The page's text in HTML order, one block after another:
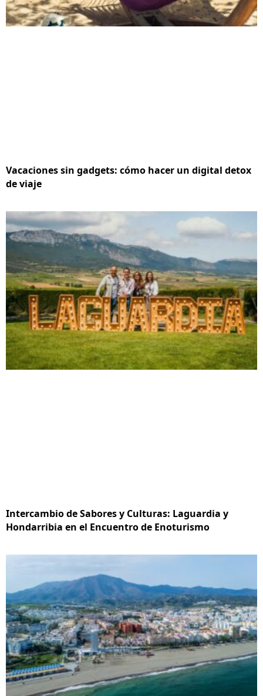
Vacaciones sin gadgets: cómo hacer un digital detox
de viaje
Intercambio de Sabores y Culturas: Laguardia y
Hondarribia en el Encuentro de Enoturismo